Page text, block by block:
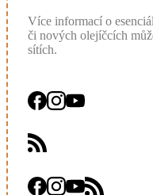
Více informací o
či nových olejíčcích
sítích.